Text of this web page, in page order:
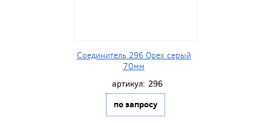
Соединитель 296 Орех серый
70мм
артикул: 296
по запросу